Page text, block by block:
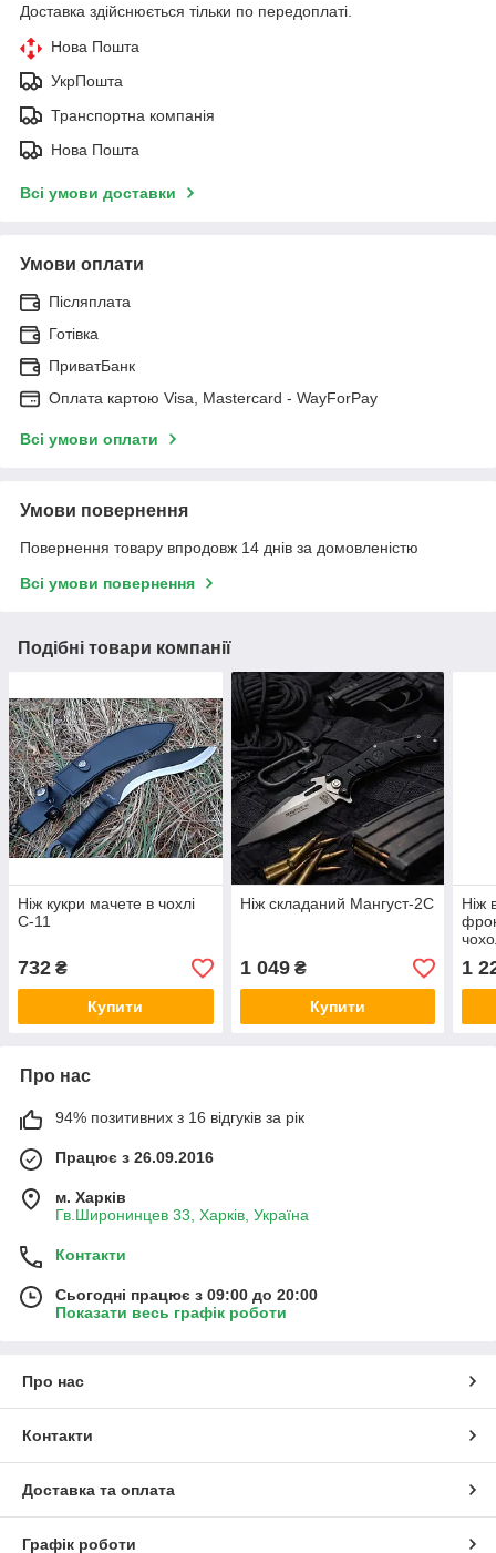
Доставка здійснюється тільки по передоплаті.
Нова Пошта
УкрПошта
Транспортна компанія
Нова Пошта
Всі умови доставки
Умови оплати
Післяплата
Готівка
ПриватБанк
Оплата картою Visa, Mastercard - WayForPay
Всі умови оплати
Умови повернення
Повернення товару впродовж 14 днів за домовленістю
Всі умови повернення
Подібні товари компанії
Ніж кукри мачете в чохлі
С-11
732 ₴
Купити
Ніж складаний Мангуст-2С
1 049₴
Купити
Ніж
1
Про нас
94% позитивних з 16 відгуків за рік
Працює з 26.09.2016
м. Харків
Гв.Широнинцев 33, Харків, Україна
Контакти
Сьогодні працює з 09:00 до 20:00
Показати весь графік роботи
Про нас
Контакти
Доставка та оплата
Графік роботи